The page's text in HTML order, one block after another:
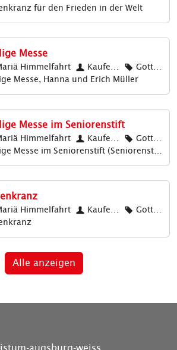
ng: Mariä
Himmelfa
dienste,
Katholisc
für den Frieden in der Welt
Messe
Himmelfahrt
ng: Mariä
Himmelfa
dienste,
Katholisc
Messe, Hanna und Erich Müller
Messe im Seniorenstift
Himmelfahrt
ng: Mariä
Himmelfa
dienste,
Katholisc
Messe im Seniorenstift (Seniorenstift
Himmelfahrt
Himmelfa
Katholisc
Alle anzeigen